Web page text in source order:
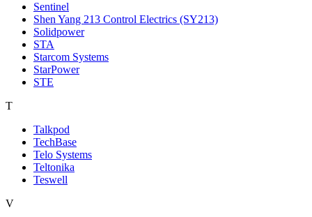
Sentinel
Shen Yang 213 Control Electrics (SY213)
Solidpower
STA
Starcom Systems
StarPower
STE
T
Talkpod
TechBase
Telo Systems
Teltonika
Teswell
V